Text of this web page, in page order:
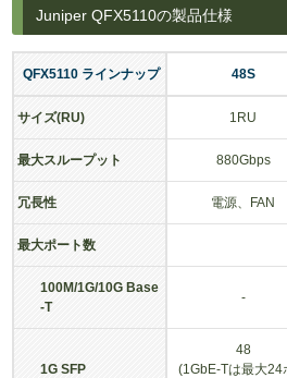
Juniper QFX5110の製品仕様
QFX5110 ラインナップ 48S
サイズ(RU) 1RU
最大スループット 880Gbps
冗長性 電源、FAN
最大ポート数
100M/1G/10G Base
-T
-
1G SFP
48
(1GbE-Tは最大24